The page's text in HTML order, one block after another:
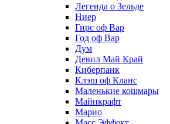
Легенда о Зельде
Ниер
Гирс оф Вар
Год оф Вар
Дум
Девил Май Край
Киберпанк
Клэш оф Кланс
Маленькие кошмары
Майнкрафт
Марио